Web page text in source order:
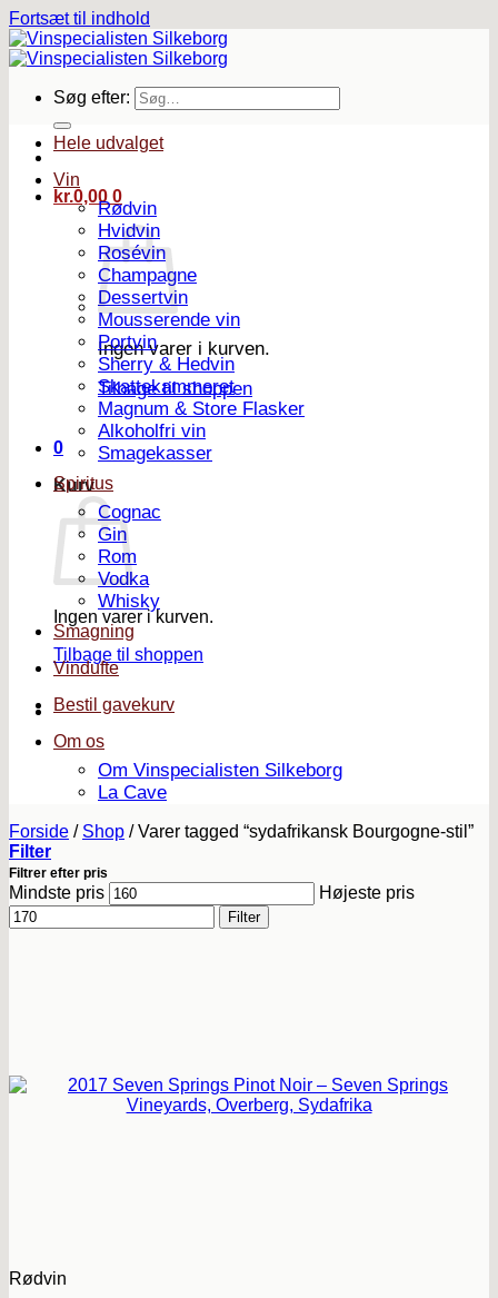
Fortsæt til indhold
Søg efter:
kr.0,00 0
Ingen varer i kurven.
Tilbage til shoppen
0
Kurv
Ingen varer i kurven.
Tilbage til shoppen
Hele udvalget
Vin
Rødvin
Hvidvin
Rosévin
Champagne
Dessertvin
Mousserende vin
Portvin
Sherry & Hedvin
Skattekammeret
Magnum & Store Flasker
Alkoholfri vin
Smagekasser
Spiritus
Cognac
Gin
Rom
Vodka
Whisky
Smagning
Vindufte
Bestil gavekurv
Om os
Om Vinspecialisten Silkeborg
La Cave
Forside / Shop /Varer tagged “sydafrikansk Bourgogne-stil”
Filter
Filtrer efter pris
Mindste pris Højeste pris
Filter
Rødvin